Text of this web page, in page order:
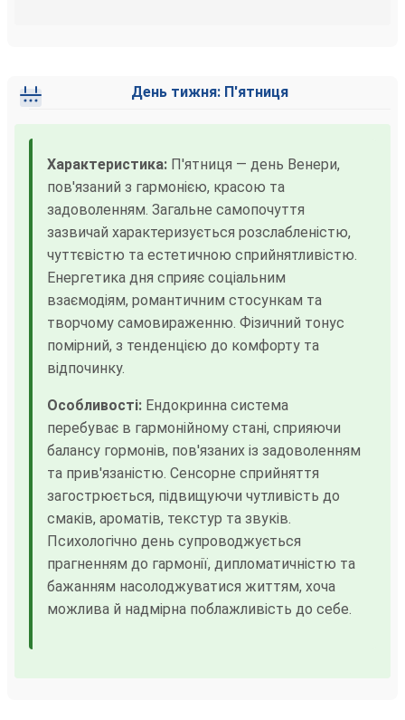
День тижня: П'ятниця
Характеристика: П'ятниця — день Венери,
пов'язаний з гармонією, красою та
задоволенням. Загальне самопочуття
зазвичай характеризується розслабленістю,
чуттєвістю та естетичною сприйнятливістю.
Енергетика дня сприяє соціальним
взаємодіям, романтичним стосункам та
творчому самовираженню. Фізичний тонус
помірний, з тенденцією до комфорту та
відпочинку.
Особливості: Ендокринна система
перебуває в гармонійному стані, сприяючи
балансу гормонів, пов'язаних із задоволенням
та прив'язаністю. Сенсорне сприйняття
загострюється, підвищуючи чутливість до
смаків, ароматів, текстур та звуків.
Психологічно день супроводжується
прагненням до гармонії, дипломатичністю та
бажанням насолоджуватися життям, хоча
можлива й надмірна поблажливість до себе.